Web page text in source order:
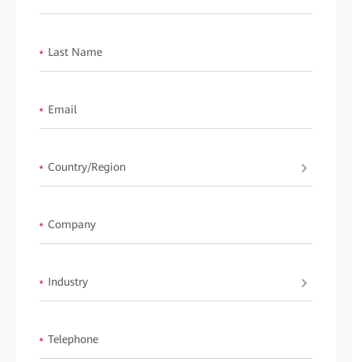
還是視覺效果都能清晰呈現，保證活動成功。
解決酒店場景痛點
細節，提升參與度和滿意度。
靈活應用：支持無線投影，方便隨時隨地分享內容，讓使用更加
無論是哪種應用場景，Huawei IdeaPresence 都能助力酒店提供無
* Last Name
* Email
* Country/Region
* Company
* Industry
* Telephone